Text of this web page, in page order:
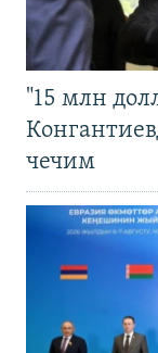
"15 млн
чечим